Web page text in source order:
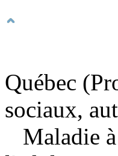
Québec
sociaux,
Maladie